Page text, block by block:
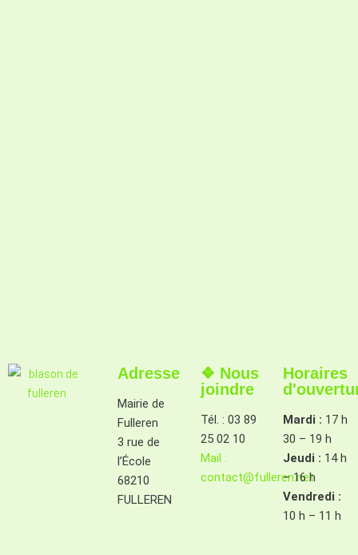
Adresse
Mairie de
Fulleren
3 rue de
l’École
68210
FULLEREN
❖ Nous
joindre
Tél. : 03 89
25 02 10
Mail :
contact@fulleren.net
Horaires
Mardi : 17 h
30 – 19 h
Jeudi : 14 h
– 16 h
Vendredi :
10 h – 11 h